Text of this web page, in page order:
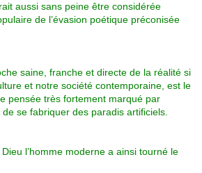
aussi sans peine être considérée
de l’évasion poétique préconisée
saine, franche et directe de la réalité si
et notre société contemporaine, est le
pensée très fortement marqué par
de se fabriquer des paradis artificiels.
l’homme moderne a ainsi tourné le